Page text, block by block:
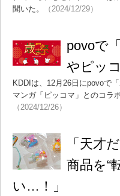
聞いた。
（2024/12/29）
povoで
やピッ
KDDIは、12月26日にpovoで
マンガ「ピッコマ」とのコラ
（2024/12/26）
「天才
商品を“
い…！」